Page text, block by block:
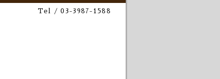
Tel / 03-3987-1588